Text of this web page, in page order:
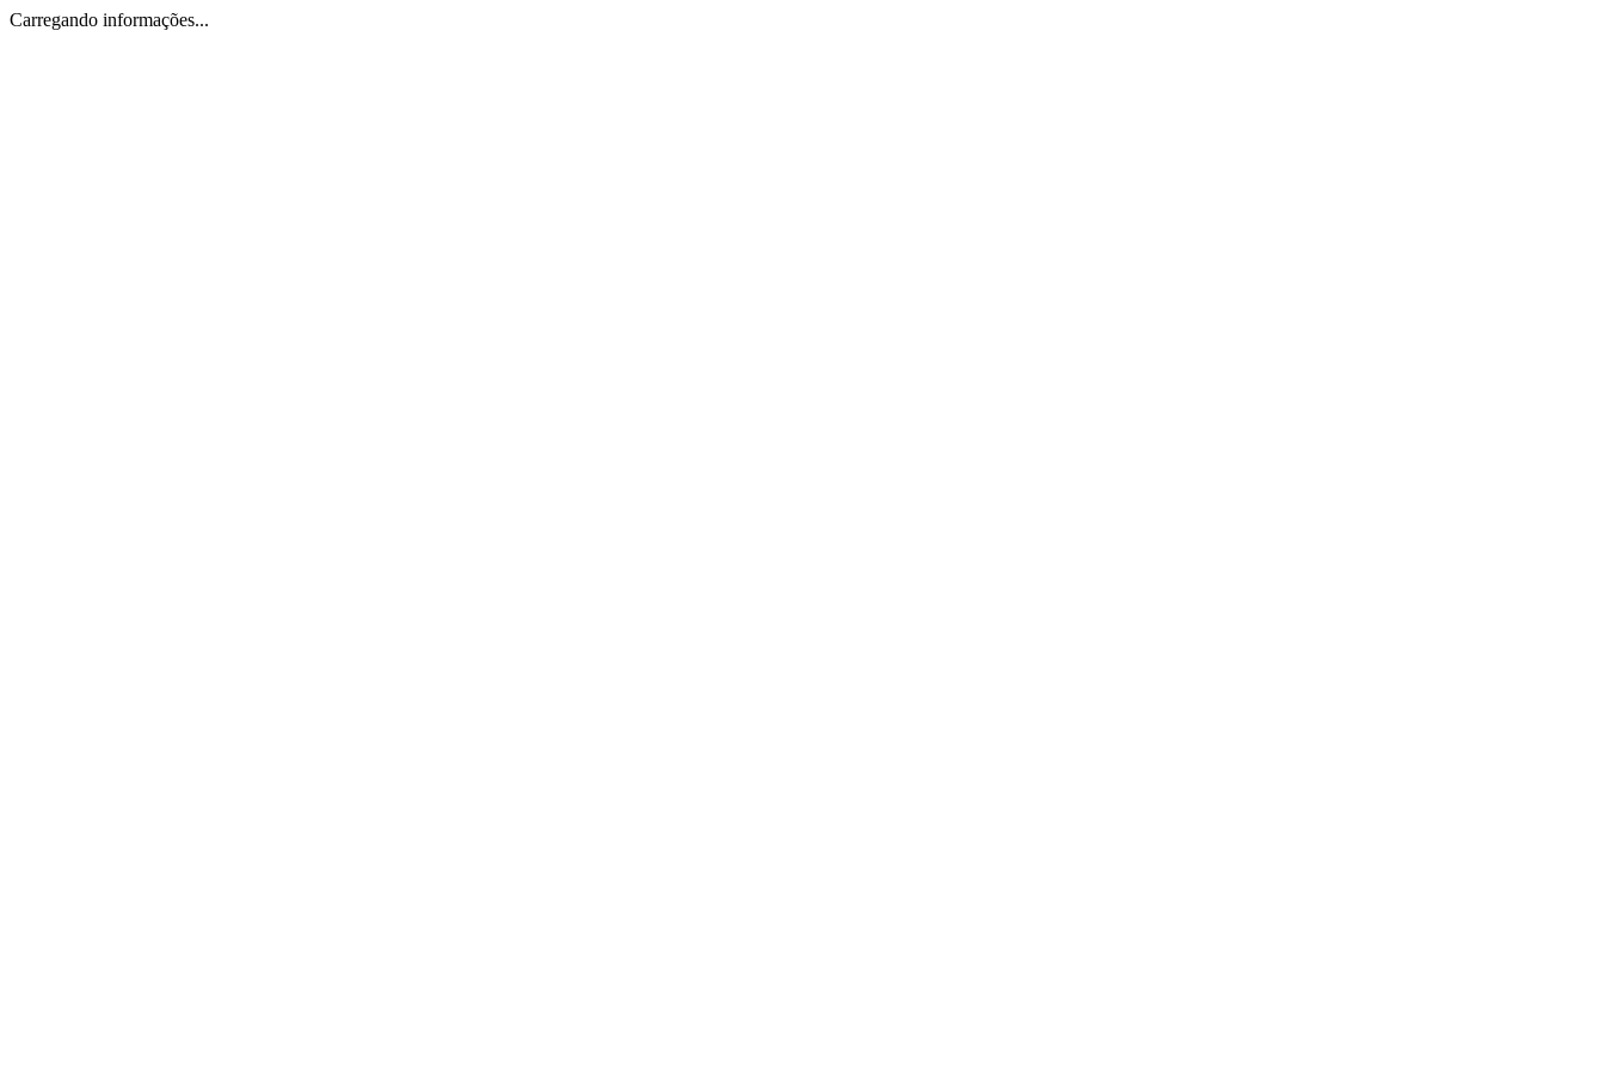
Carregando informações...